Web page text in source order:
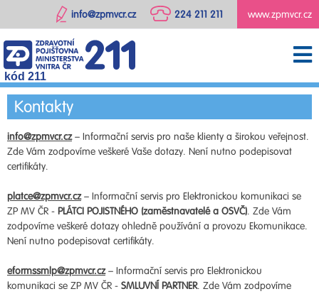
www.zpmvcr.cz
224 211 211
info@zpmvcr.cz
kód 211
Kontakty
info@zpmvcr.cz– Informační servis pro naše klienty a širokou veřejnost.
Zde Vám zodpovíme veškeré Vaše dotazy. Není nutno podepisovat
certifikáty.
platce@zpmvcr.cz– Informační servis pro Elektronickou komunikaci se
ZP MV ČR - PLÁTCI POJISTNÉHO (zaměstnavatelé a OSVČ). Zde Vám
zodpovíme veškeré dotazy ohledně používání a provozu Ekomunikace.
Není nutno podepisovat certifikáty.
eformssmlp@zpmvcr.cz– Informační servis pro Elektronickou
komunikaci se ZP MV ČR - SMLUVNÍ PARTNER. Zde Vám zodpovíme